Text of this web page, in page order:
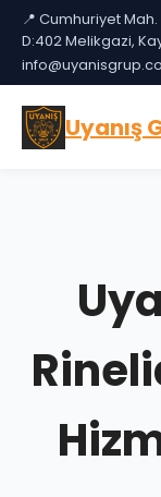
📍 Cumhuriyet
D:402 Melikgazi,
Uyanış